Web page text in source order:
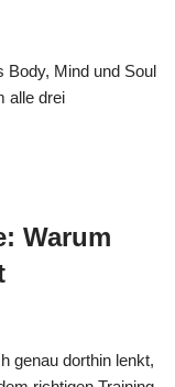
Body, Mind und Soul
alle drei
Warum
genau dorthin lenkt,